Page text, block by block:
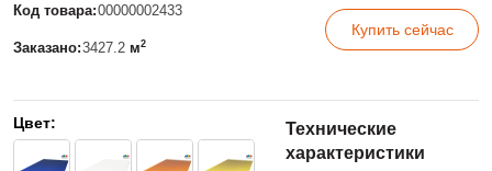
Код товара:00000002433
Заказано:3427.2 м2
Купить сейчас
Цвет:
Технические
характеристики